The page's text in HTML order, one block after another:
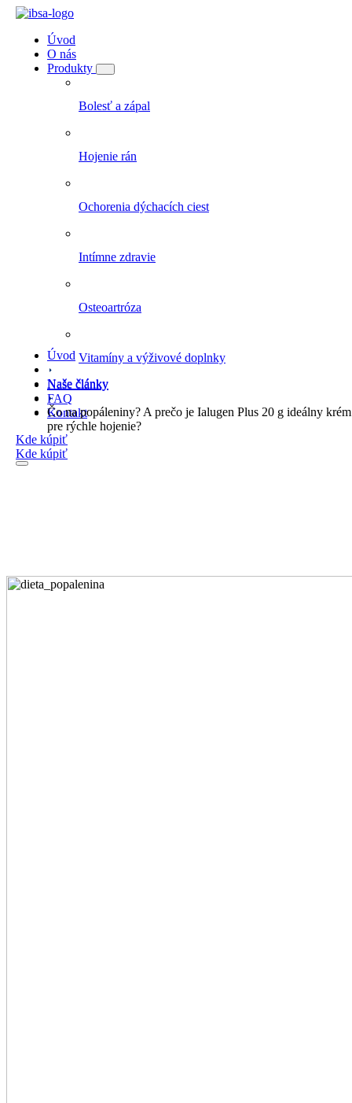
Úvod
O nás
Produkty
Bolesť a zápal
Hojenie rán
Ochorenia dýchacích ciest
Intímne zdravie
Osteoartróza
Vitamíny a výživové doplnky
Naše články
FAQ
Kontakt
Kde kúpiť
Kde kúpiť
Úvod
Naše články
Čo na popáleniny? A prečo je Ialugen Plus 20 g ideálny krém
pre rýchle hojenie?